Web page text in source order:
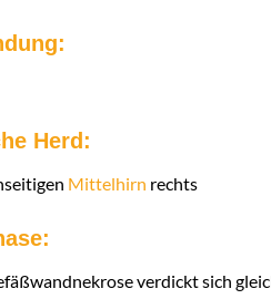
Herd:
Mittelhirn rechts
verdickt sich